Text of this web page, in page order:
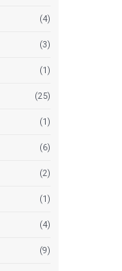
(4)
(3)
(1)
(25)
(1)
(6)
(2)
(1)
(4)
(9)